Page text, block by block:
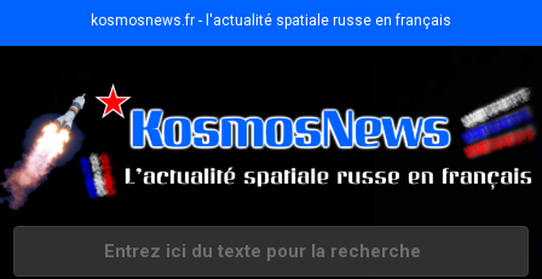
kosmosnews.fr - l'actualité spatiale russe en français